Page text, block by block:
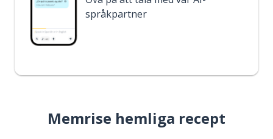
språkpartner
Memrise hemliga recept